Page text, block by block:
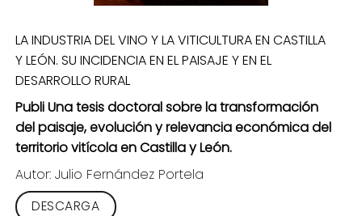
LA INDUSTRIA DEL VINO Y LA VITICULTURA EN CASTILLA
Y LEÓN. SU INCIDENCIA EN EL PAISAJE Y EN EL
DESARROLLO RURAL
Publi Una tesis doctoral sobre la transformación
del paisaje, evolución y relevancia económica del
territorio vitícola en Castilla y León.
Autor: Julio Fernández Portela
DESCARGA